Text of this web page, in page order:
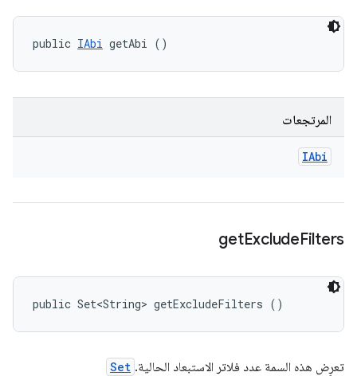
public IAbi getAbi ()
المرتجعات
IAbi
getExcludeFilters
public Set<String> getExcludeFilters ()
تعرِض هذه السمة عدد فلاتر الاستبعاد الحالية. Set